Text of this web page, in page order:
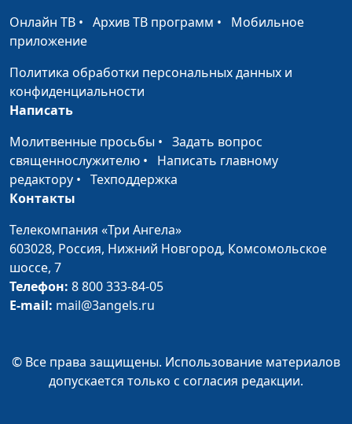
Гидротерапия при
простуде
Елена Варнавская, Настя
Утренняя
гимнастика
(укороченная)
Ирина Остапенко
Утренняя
гимнастика
Ирина Остапенко
Упражнения с
палкой
Ирина Остапенко
Упражнения для
расслабления глаз
Ирина Остапенко
Разминка на
рабочем месте
Ирина Остапенко
упражнений для
шейного отдела
Онлайн ТВ • Архив ТВ программ • Мобильное
приложение
Политика обработки персональных данных и
конфиденциальности
Написать
Молитвенные просьбы • Задать вопрос
священнослужителю • Написать главному
редактору • Техподдержка
Контакты
Телекомпания «Три Ангела»
603028, Россия, Нижний Новгород, Комсомольское
шоссе, 7
Телефон: 8 800 333-84-05
E-mail: mail@3angels.ru
© Все права защищены. Использование материалов
допускается только с согласия редакции.